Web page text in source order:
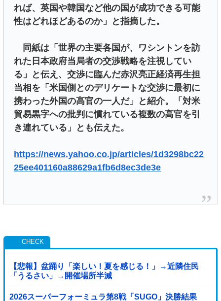
れば、英国や韓国など他の国が成功できる可能
性はどれほどあるのか」と指摘した。
同紙は「世界の主要各国が、ワシントンを訪
れた日本政府当局者の交渉戦略を注視してい
る」と伝え、交渉に臨んだ赤沢亮正経済再生担
当相を「米国側とのデリケートな交渉に最初に
携わった外国の高官の一人だ」と紹介。「対米
貿易黒字への批判に慣れている複数の高官を引
き連れている」とも伝えた。
https://news.yahoo.co.jp/articles/1d3298bc22
25ee401160a88629a1fb6d8ec3de3e
【悲報】盆踊り「楽しい！夏を感じる！」→近隣住民
「うるさい」→開催場所半減
2026スーパーフォーミュラ第8戦「SUGO」決勝結果